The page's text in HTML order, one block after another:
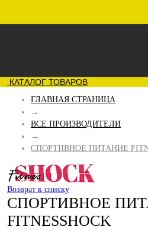
КАТАЛОГ ТОВАРОВ
ГЛАВНАЯ СТРАНИЦА
→
ВСЕ ПРОИЗВОДИТЕЛИ
→
СПОРТИВНОЕ ПИТАНИЕ
Возврат к списку
СПОРТИВНОЕ
FITNESSHOCK